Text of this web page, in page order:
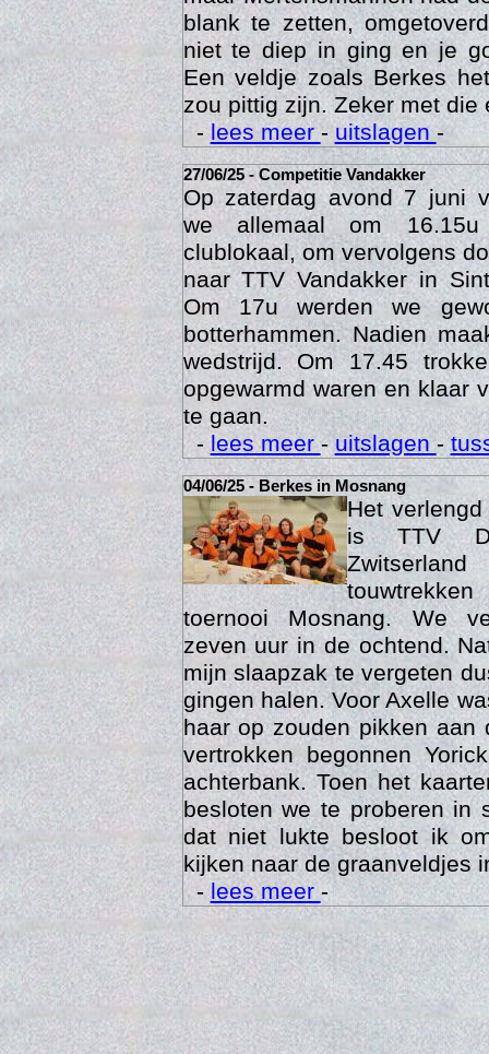
blank te zetten,
niet te diep in ging en je
Een veldje zoals Berkes
zou pittig zijn. Zeker met die
-lees meer - uitslagen-
27/06/25 - Competitie Vandakker
Op zaterdag avond 7 juni
we allemaal om
clublokaal, om vervolgens
naar TTV Vandakker in
Om 17u werden we
botterhammen. Nadien
wedstrijd. Om 17.45
opgewarmd waren en klaar
te gaan.
-lees meer-uitslagen-
04/06/25 - Berkes in Mosnang
Het
is TTV
toernooi Mosnang. We
zeven uur in de ochtend.
mijn slaapzak te vergeten
gingen halen. Voor Axelle
haar op zouden pikken aan
vertrokken begonnen
achterbank. Toen het
besloten we te proberen in
dat niet lukte besloot ik
kijken naar de graanveldjes
-lees meer-